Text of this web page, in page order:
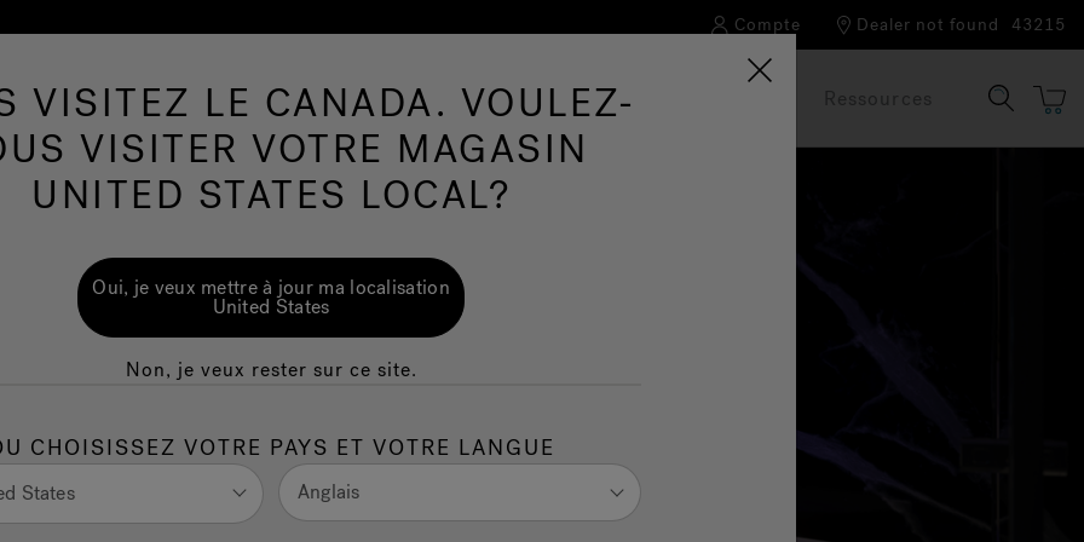
Compte Dealer not found 43215
de nage Plus de Produits Infrarouge Notre marque Ressources
VISITEZ LE CANADA. VOULEZ-
VISITER VOTRE MAGASIN
UNITED STATES LOCAL?
Oui, je veux mettre à jour ma localisation
United States
Non, je veux rester sur ce site.
CHOISISSEZ VOTRE PAYS ET VOTRE LANGUE
States Anglais